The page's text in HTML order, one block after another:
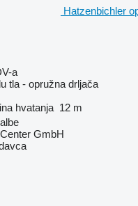
Hatzenbichler
a
tla - opružna drljača
hvatanja 12 m
GmbH